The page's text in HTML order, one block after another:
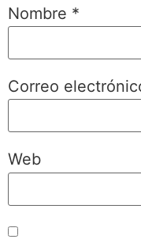
Nombre *
Correo
Web